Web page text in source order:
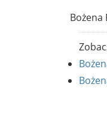
Bożena